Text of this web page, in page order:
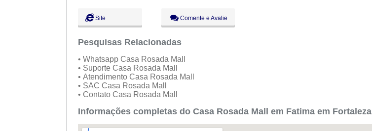
Site Comente e Avalie
Pesquisas Relacionadas
• Whatsapp Casa Rosada Mall
• Suporte Casa Rosada Mall
• Atendimento Casa Rosada Mall
• SAC Casa Rosada Mall
• Contato Casa Rosada Mall
Informações completas do Casa Rosada Mall em Fatima em Fortaleza